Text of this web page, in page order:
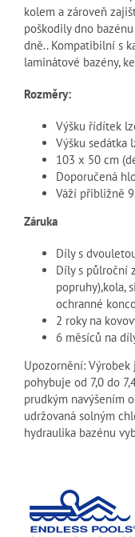
kolem a zároveň
poškodily dno
dně.. Kompatibilní s
laminátové bazény,
Rozměry:
Výšku řídítek
Výšku sedátka
103 x 50 cm
Doporučená
Váží přibližně
Záruka
Díly s
Díly s půlroční
popruhy),kola,
ochranné
2 roky na
6 měsíců na
Upozornění: Výrobek
pohybuje od 7,0 do
prudkým navýšením
udržovaná solným
hydraulika bazénu